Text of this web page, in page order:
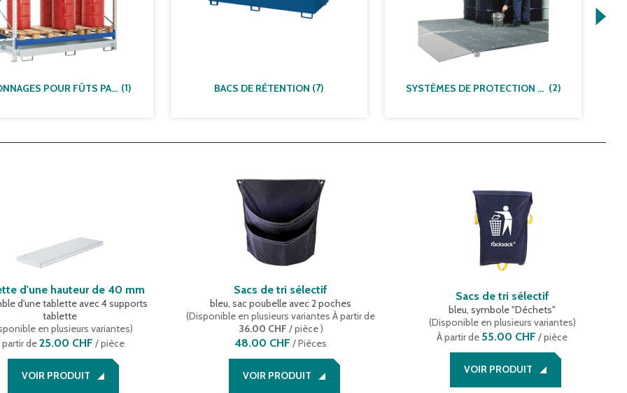
RAYONNAGES POUR FÛTS PALETTISÉS (1) BACS DE RÉTENTION (7) SYSTÈMES DE PROTECTION DE SURFACE (2)
d'une hauteur de 40 mm
d'une tablette avec 4 supports
tablette
en plusieurs variantes)
partir de25.00 CHF / pièce
VOIR PRODUIT
Sacs de tri sélectif
bleu, sac poubelle avec 2 poches
(Disponible en plusieurs variantes À partir de
36.00 CHF / pièce)
48.00 CHF /Pièces
VOIR PRODUIT
Sacs de tri sélectif
bleu, symbole "Déchets"
(Disponible en plusieurs variantes)
À partir de 55.00 CHF / pièce
VOIR PRODUIT